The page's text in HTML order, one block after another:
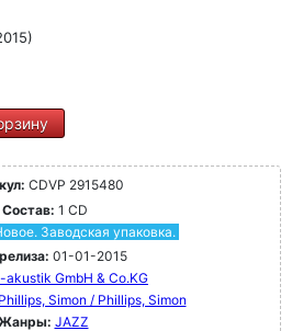
CDVP 2915480
Состав: 1 CD
Заводская упаковка.
01-01-2015
akustik GmbH & Co.KG
Phillips, Simon / Phillips, Simon
JAZZ